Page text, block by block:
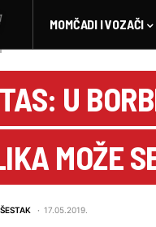
MOMČADI I VOZAČI
U
MOŽE
17.05.2019.